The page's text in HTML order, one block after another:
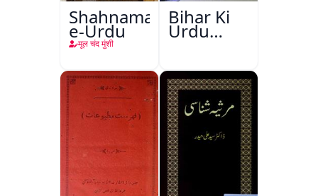
Shahnama-
e-Urdu
मूल चंद मुंशी
Bihar Ki
Urdu
Kitabon
Ishariya